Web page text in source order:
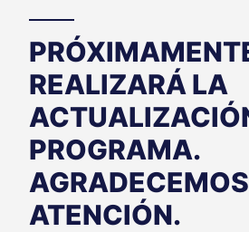
REALIZARÁ LA
PROGRAMA.
ATENCIÓN.